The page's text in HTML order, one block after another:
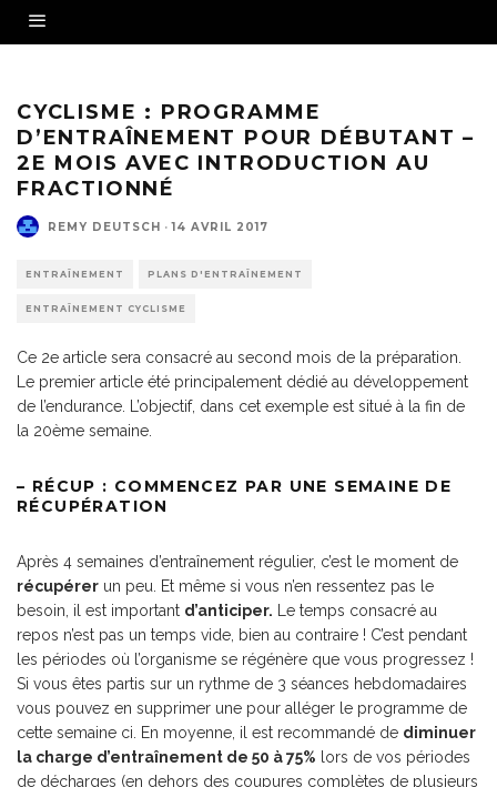
CYCLISME : PROGRAMME
D’ENTRAÎNEMENT POUR DÉBUTANT –
2E MOIS AVEC INTRODUCTION AU
FRACTIONNÉ
REMY DEUTSCH · 14 AVRIL 2017
ENTRAÎNEMENT PLANS D'ENTRAÎNEMENT
ENTRAÎNEMENT CYCLISME
Ce 2e article sera consacré au second mois de la préparation.
Le premier article été principalement dédié au développement
de l’endurance. L’objectif, dans cet exemple est situé à la fin de
la 20ème semaine.
– RÉCUP : COMMENCEZ PAR UNE SEMAINE DE
RÉCUPÉRATION
Après 4 semaines d’entraînement régulier, c’est le moment de
récupérer un peu. Et même si vous n’en ressentez pas le
besoin, il est important d’anticiper. Le temps consacré au
repos n’est pas un temps vide, bien au contraire ! C’est pendant
les périodes où l’organisme se régénère que vous progressez !
Si vous êtes partis sur un rythme de 3 séances hebdomadaires
vous pouvez en supprimer une pour alléger le programme de
cette semaine ci. En moyenne, il est recommandé de diminuer
la charge d’entraînement de 50 à 75% lors de vos périodes
de décharges (en dehors des coupures complètes de plusieurs